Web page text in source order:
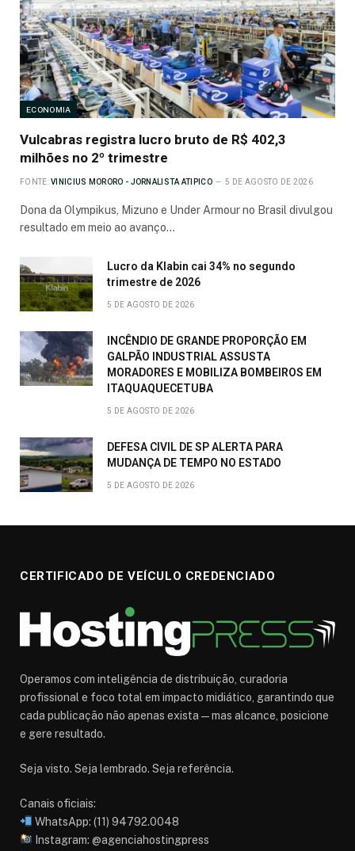
ECONOMIA
Vulcabras registra lucro bruto de R$ 402,3
milhões no 2º trimestre
FONTE: VINICIUS MORORO - JORNALISTA ATIPICO 5 DE AGOSTO DE 2026
Dona da Olympikus, Mizuno e Under Armour no Brasil divulgou
resultado em meio ao avanço…
Lucro da Klabin cai 34% no segundo
trimestre de 2026
5 DE AGOSTO DE 2026
INCÊNDIO DE GRANDE PROPORÇÃO EM
GALPÃO INDUSTRIAL ASSUSTA
MORADORES E MOBILIZA BOMBEIROS EM
ITAQUAQUECETUBA
5 DE AGOSTO DE 2026
DEFESA CIVIL DE SP ALERTA PARA
MUDANÇA DE TEMPO NO ESTADO
5 DE AGOSTO DE 2026
CERTIFICADO DE VEÍCULO CREDENCIADO
Operamos com inteligência de distribuição, curadoria
profissional e foco total em impacto midiático, garantindo que
cada publicação não apenas exista — mas alcance, posicione
e gere resultado.
Seja visto. Seja lembrado. Seja referência.
Canais oficiais:
WhatsApp: (11) 94792.0048
Instagram: @agenciahostingpress